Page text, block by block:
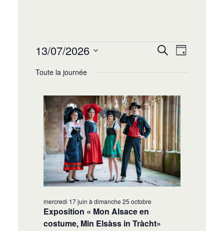
Recherche
navigation
de
vues
Recherche
vues
Jour
13/07/2026
une
Toute la journée
Exposition « Mon Alsace en
costume, Min Elsàss in Tràcht»
mercredi 17 juinàdimanche 25 octobre